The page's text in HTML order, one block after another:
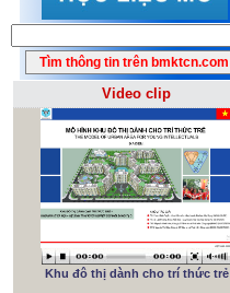
Video clip
Khu đô thị dành cho trí thức trẻ